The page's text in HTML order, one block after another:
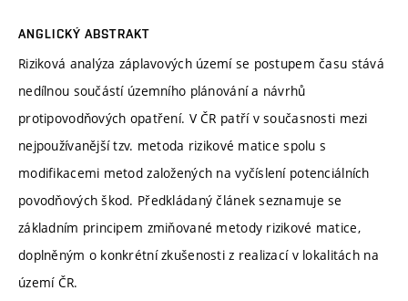
ANGLICKÝ ABSTRAKT
Riziková analýza záplavových území se postupem času stává
nedílnou součástí územního plánování a návrhů
protipovodňových opatření. V ČR patří v současnosti mezi
nejpoužívanější tzv. metoda rizikové matice spolu s
modifikacemi metod založených na vyčíslení potenciálních
povodňových škod. Předkládaný článek seznamuje se
základním principem zmiňované metody rizikové matice,
doplněným o konkrétní zkušenosti z realizací v lokalitách na
území ČR.